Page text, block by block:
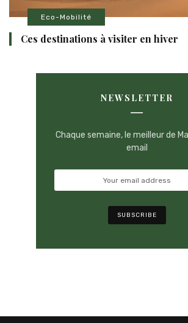
Eco-Mobilité
Ces destinations à visiter en hiver
NEWSLETTER
Chaque semaine, le meilleur de
email